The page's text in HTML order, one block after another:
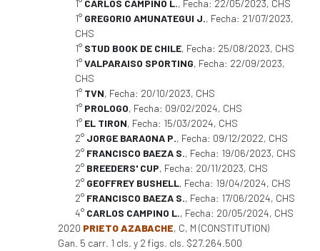
1° CARLOS CAMPINO L., Fecha: 22/05/2023, CHS
1° GREGORIO AMUNATEGUI J., Fecha: 21/07/2023,
CHS
1° STUD BOOK DE CHILE, Fecha: 25/08/2023, CHS
1°VALPARAISO SPORTING, Fecha: 22/09/2023,
CHS
1° TVN, Fecha: 20/10/2023, CHS
1° PROLOGO, Fecha: 09/02/2024, CHS
1° EL TIRON, Fecha: 15/03/2024, CHS
2° JORGE BARAONA P., Fecha: 09/12/2022, CHS
2° FRANCISCO BAEZA S., Fecha: 19/06/2023, CHS
2° BREEDERS' CUP, Fecha: 20/11/2023, CHS
2° GEOFFREY BUSHELL, Fecha: 19/04/2024, CHS
2° FRANCISCO BAEZA S., Fecha: 17/06/2024, CHS
4° CARLOS CAMPINO L., Fecha: 20/05/2024, CHS
2020 PRIETO AZABACHE, C, M (CONSTITUTION)
Gan. 5 carr. 1 cls. y 2 figs. cls. $27.264.500